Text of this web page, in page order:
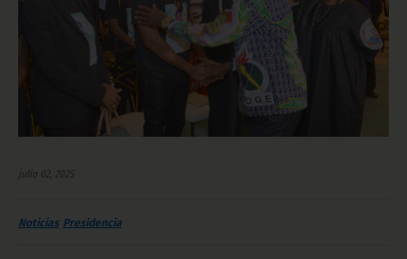
julio 02, 2025
Noticias Presidencia